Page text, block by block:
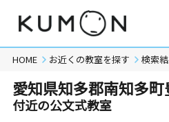
HOME お近くの教室を探す 検索
愛知県知多郡南知多
付近の公文式教室